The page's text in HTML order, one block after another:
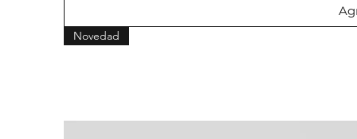
Novedad